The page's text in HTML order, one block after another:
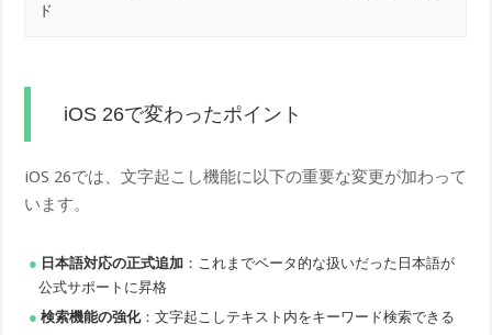
ド
iOS 26で変わったポイント
iOS 26では、文字起こし機能に以下の重要な変更が加わって
います。
日本語対応の正式追加 ：これまでベータ的な扱いだった日本語が
公式サポートに昇格
検索機能の強化：文字起こしテキスト内をキーワード検索できる